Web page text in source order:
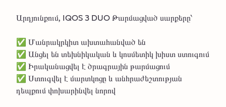
Արդյունքում, IQOS 3 DUO Թարմացված սարքերը՝
✅ Մանրակրկիտ ախտահանված են
✅ Անցել են տեխնիկական և կոսմետիկ խիստ ստուգում
✅ Իրականացվել է ծրագրային թարմացում
✅ Ստուգվել է մարտկոցը և անհրաժեշտության
դեպքում փոխարինվել նորով